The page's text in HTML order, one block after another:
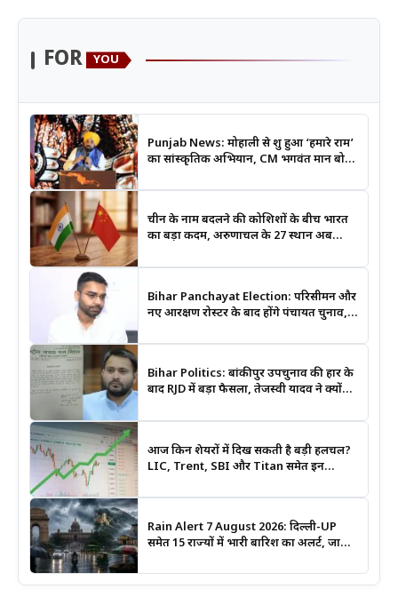
FOR YOU
Punjab News: मोहाली से शुरू हुआ ‘हमारे राम’
का सांस्कृतिक अभियान, CM भगवंत मान बोले-
चीन के नाम बदलने की कोशिशों के बीच भारत
का बड़ा कदम, अरुणाचल के 27 स्थान अब
Bihar Panchayat Election: परिसीमन और
नए आरक्षण रोस्टर के बाद होंगे पंचायत चुनाव,
Bihar Politics: बांकीपुर उपचुनाव की हार के
बाद RJD में बड़ा फैसला, तेजस्वी यादव ने क्यों
आज किन शेयरों में दिख सकती है बड़ी हलचल?
LIC, Trent, SBI और Titan समेत इन
Rain Alert 7 August 2026: दिल्ली-UP
समेत 15 राज्यों में भारी बारिश का अलर्ट, जानिए